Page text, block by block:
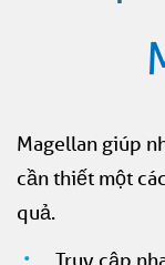
Magellan giúp
cần thiết một
quả.
Truy cập